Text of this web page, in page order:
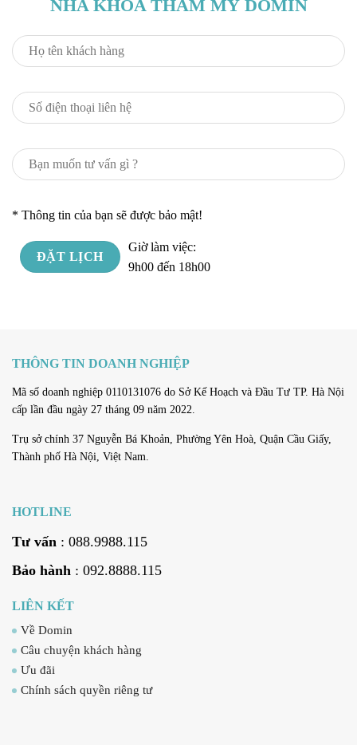
NHA KHOA THẨM MỸ DOMIN
* Thông tin của bạn sẽ được bảo mật!
Giờ làm việc:
9h00 đến 18h00
THÔNG TIN DOANH NGHIỆP
Mã số doanh nghiệp 0110131076 do Sở Kế Hoạch và Đầu Tư TP. Hà Nội
cấp lần đầu ngày 27 tháng 09 năm 2022.
Trụ sở chính 37 Nguyễn Bá Khoản, Phường Yên Hoà, Quận Cầu Giấy,
Thành phố Hà Nội, Việt Nam.
HOTLINE
Tư vấn : 088.9988.115
Bảo hành : 092.8888.115
LIÊN KẾT
Về Domin
Câu chuyện khách hàng
Ưu đãi
Chính sách quyền riêng tư